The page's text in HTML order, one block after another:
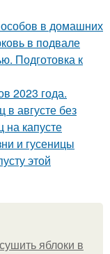
в домашних
в подвале
Подготовка к
2023 года.
в августе без
на капусте
и гусеницы
этой
яблоки в